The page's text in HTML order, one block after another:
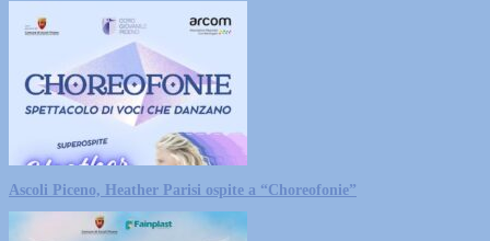
Ascoli Piceno, Heather Parisi ospite a “Choreofonie”